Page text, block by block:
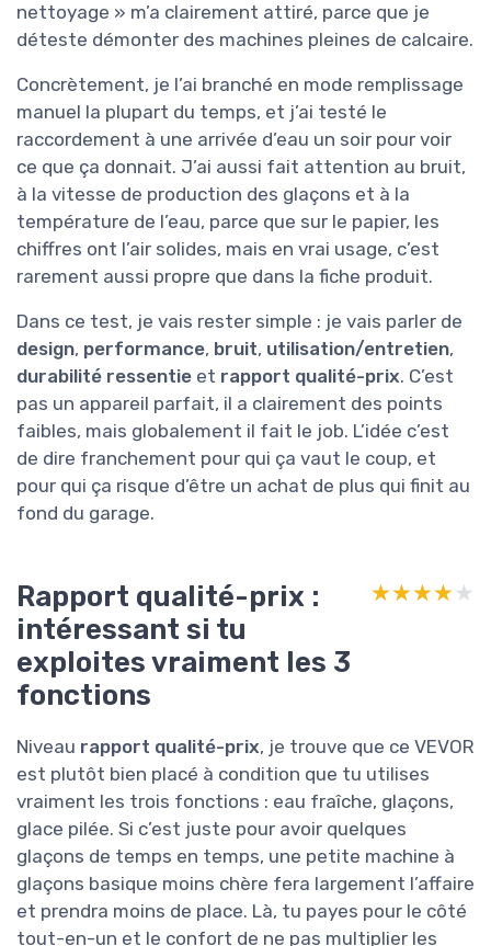
nettoyage » m’a clairement attiré, parce que je
déteste démonter des machines pleines de calcaire.
Concrètement, je l’ai branché en mode remplissage
manuel la plupart du temps, et j’ai testé le
raccordement à une arrivée d’eau un soir pour voir
ce que ça donnait. J’ai aussi fait attention au bruit,
à la vitesse de production des glaçons et à la
température de l’eau, parce que sur le papier, les
chiffres ont l’air solides, mais en vrai usage, c’est
rarement aussi propre que dans la fiche produit.
Dans ce test, je vais rester simple : je vais parler de
design, performance, bruit, utilisation/entretien,
durabilité ressentie et rapport qualité-prix. C’est
pas un appareil parfait, il a clairement des points
faibles, mais globalement il fait le job. L’idée c’est
de dire franchement pour qui ça vaut le coup, et
pour qui ça risque d’être un achat de plus qui finit au
fond du garage.
Rapport qualité-prix :
intéressant si tu
exploites vraiment les 3
fonctions
★★★★★
★★★★★
Niveau rapport qualité-prix, je trouve que ce VEVOR
est plutôt bien placé à condition que tu utilises
vraiment les trois fonctions : eau fraîche, glaçons,
glace pilée. Si c’est juste pour avoir quelques
glaçons de temps en temps, une petite machine à
glaçons basique moins chère fera largement l’affaire
et prendra moins de place. Là, tu payes pour le côté
tout-en-un et le confort de ne pas multiplier les